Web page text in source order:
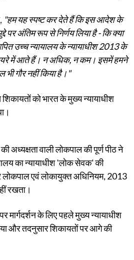
"हम यह स्पष्ट कर देते हैं कि इस आदेश के
पर अंतिम रूप से निर्णय लिया है - कि क्या
उच्च न्यायालय के न्यायाधीश 2013 के
में आते हैं। न अधिक, न कम। इसमें हमने
गौर नहीं किया है।"
शिकायतों को भारत के मुख्य न्यायाधीश
की अध्यक्षता वाली लोकपाल की पूर्ण पीठ ने
का न्यायाधीश 'लोक सेवक' की
लोकपाल एवं लोकायुक्त अधिनियम, 2013
रखता।
मार्गदर्शन के लिए पहले मुख्य न्यायाधीश
और तदनुसार शिकायतों पर आगे की